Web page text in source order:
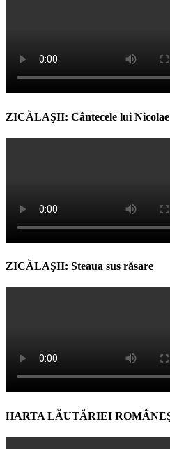
ZICĂLAŞII: Cântecele lui
ZICĂLAŞII: Steaua sus răsare
HARTA LĂUTĂRIEI